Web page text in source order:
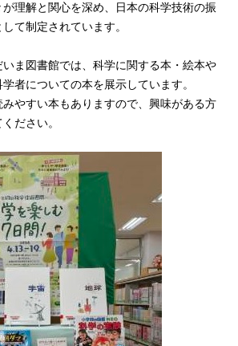
理解と関心を深め、日本の科学技術の振
て制定されています。
ま図書館では、科学に関する本・絵本や
者についての本を展示しています。
やすい本もありますので、興味がある方
ださい。